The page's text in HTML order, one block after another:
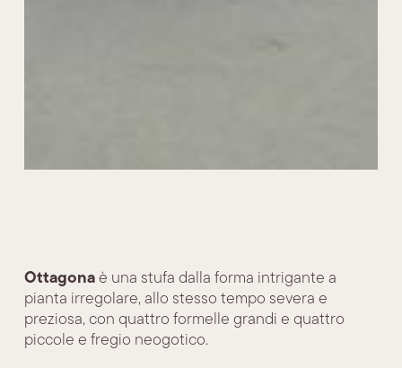
Ottagonaè una stufa dalla forma intrigante a
pianta irregolare, allo stesso tempo severa e
preziosa, con quattro formelle grandi e quattro
piccole e fregio neogotico.